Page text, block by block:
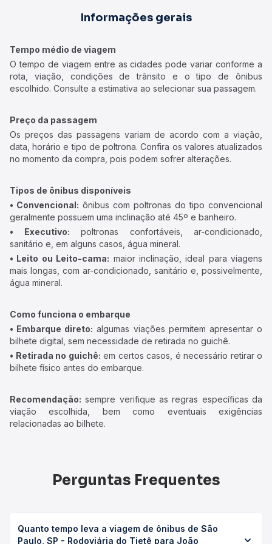
Informações gerais
Tempo médio de viagem
O tempo de viagem entre as cidades pode variar conforme a
rota, viação, condições de trânsito e o tipo de ônibus
escolhido. Consulte a estimativa ao selecionar sua passagem.
Preço da passagem
Os preços das passagens variam de acordo com a viação,
data, horário e tipo de poltrona. Confira os valores atualizados
no momento da compra, pois podem sofrer alterações.
Tipos de ônibus disponíveis
• Convencional: ônibus com poltronas do tipo convencional
geralmente possuem uma inclinação até 45º e banheiro.
• Executivo: poltronas confortáveis, ar-condicionado,
sanitário e, em alguns casos, água mineral.
• Leito ou Leito-cama: maior inclinação, ideal para viagens
mais longas, com ar-condicionado, sanitário e, possivelmente,
água mineral.
Como funciona o embarque
• Embarque direto: algumas viações permitem apresentar o
bilhete digital, sem necessidade de retirada no guichê.
• Retirada no guichê: em certos casos, é necessário retirar o
bilhete físico antes do embarque.
Recomendação: sempre verifique as regras específicas da
viação escolhida, bem como eventuais exigências
relacionadas ao bilhete.
Perguntas Frequentes
Quanto tempo leva a viagem de ônibus de São
Paulo, SP - Rodoviária do Tietê para João